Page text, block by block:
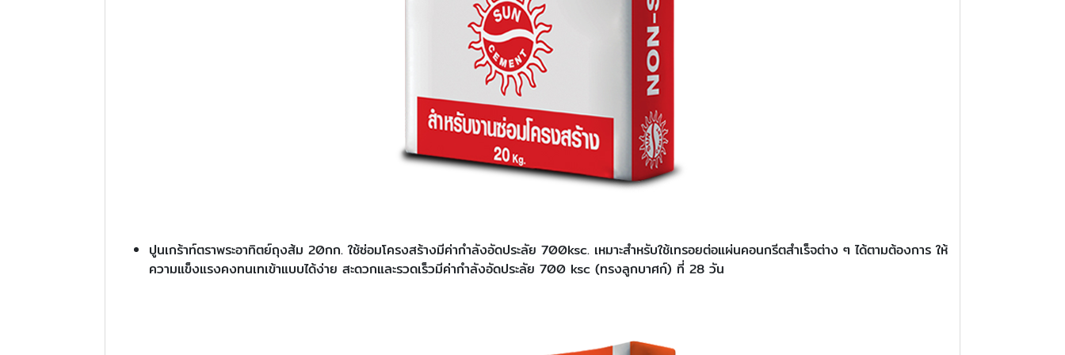
ปูนเกร้าท์ตราพระอาทิตย์ถุงส้ม 20กก. ใช้ซ่อมโครงสร้างมีค่ากำลังอัดประลัย 700ksc. เหมาะสำหรับใช้เทรอยต่อแผ่นคอนกรีตสำเร็จต่าง ๆ ได้ตามต้องการ ให้
ความแข็งแรงคงทนเทเข้าแบบได้ง่าย สะดวกและรวดเร็วมีค่ากำลังอัดประลัย 700 ksc (ทรงลูกบาศก์) ที่ 28 วัน